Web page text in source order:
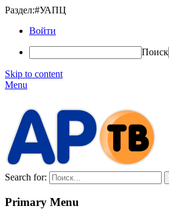
Раздел:#УАПЦ
Войти
Поиск
Skip to content
Menu
Search for:
Primary Menu